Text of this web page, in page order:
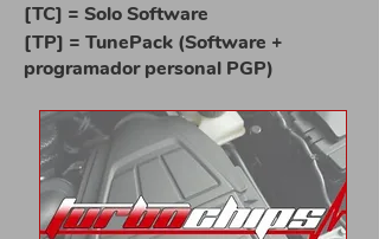
[TC] = Solo Software
[TP] = TunePack (Software +
programador personal PGP)